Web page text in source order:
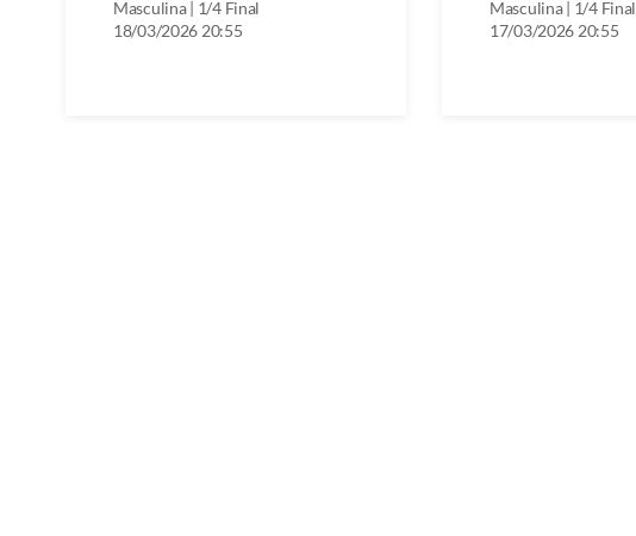
Masculina | 1/4 Final
18/03/2026 20:55
Masculina | 1/4 Final
17/03/2026 20:55